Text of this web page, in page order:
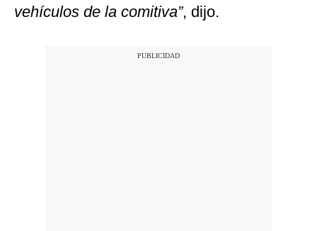
vehículos de la comitiva”, dijo.